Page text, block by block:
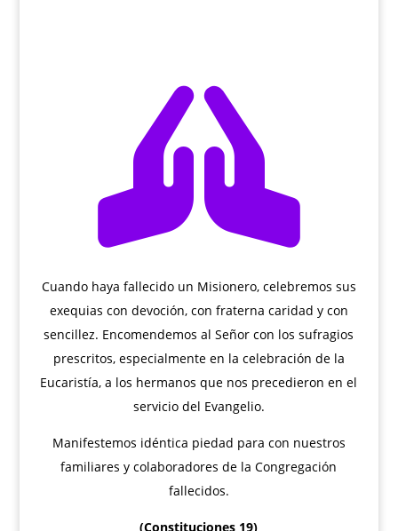

Cuando haya fallecido un Misionero, celebremos sus
exequias con devoción, con fraterna caridad y con
sencillez. Encomendemos al Señor con los sufragios
prescritos, especialmente en la celebración de la
Eucaristía, a los hermanos que nos precedieron en el
servicio del Evangelio.
Manifestemos idéntica piedad para con nuestros
familiares y colaboradores de la Congregación
fallecidos.
(Constituciones 19)